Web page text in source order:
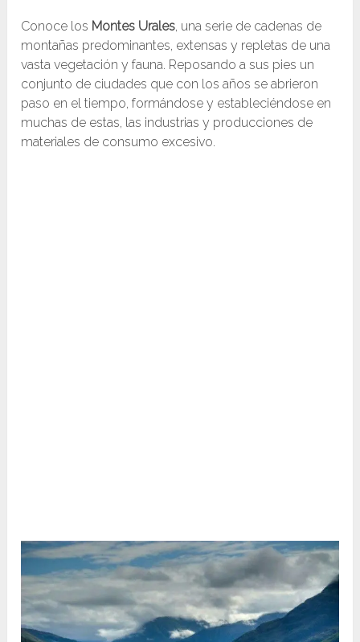
Conoce los Montes Urales, una serie de cadenas de
montañas predominantes, extensas y repletas de una
vasta vegetación y fauna. Reposando a sus pies un
conjunto de ciudades que con los años se abrieron
paso en el tiempo, formándose y estableciéndose en
muchas de estas, las industrias y producciones de
materiales de consumo excesivo.